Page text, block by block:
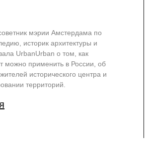
мэрии Амстердама по
историк архитектуры и
UrbanUrban о том, как
можно применить в России, об
исторического центра и
территорий.